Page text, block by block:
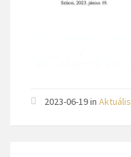
2023-06-19 in Aktuális